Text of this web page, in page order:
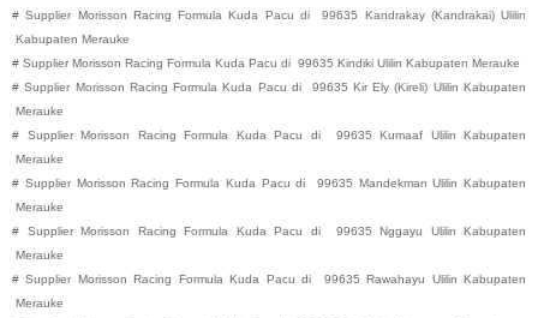
# Supplier Morisson Racing Formula Kuda Pacu di 99635 Kandrakay (Kandrakai) Ulilin
Kabupaten Merauke
# Supplier Morisson Racing Formula Kuda Pacu di 99635 Kindiki Ulilin Kabupaten Merauke
# Supplier Morisson Racing Formula Kuda Pacu di 99635 Kir Ely (Kireli) Ulilin Kabupaten
Merauke
#
Supplier Morisson Racing Formula Kuda Pacu di 99635 Kumaaf Ulilin
Kabupaten
Merauke
# Supplier Morisson Racing Formula Kuda Pacu di 99635 Mandekman Ulilin Kabupaten
Merauke
#
Supplier Morisson Racing Formula Kuda Pacu di 99635 Nggayu Ulilin
Kabupaten
Merauke
# Supplier Morisson Racing Formula Kuda Pacu di 99635 Rawahayu Ulilin Kabupaten
Merauke